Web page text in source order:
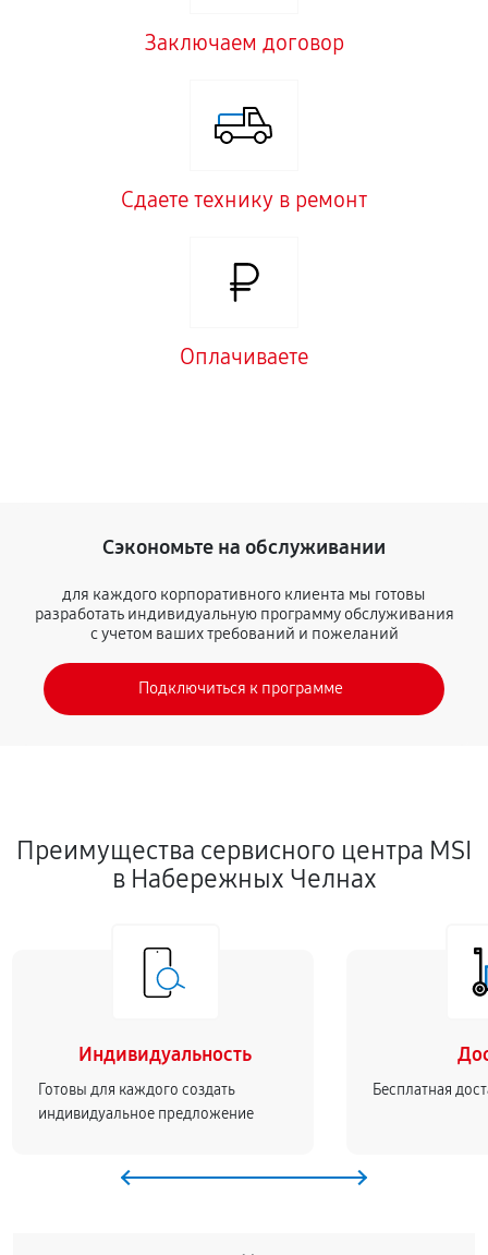
Заключаем договор
Сдаете технику в ремонт
Оплачиваете
Сэкономьте на обслуживании
для каждого корпоративного клиента мы готовы
разработать индивидуальную программу обслуживания
с учетом ваших требований и пожеланий
Подключиться к программе
Преимущества сервисного центра MSI
в Набережных Челнах
Индивидуальность
Готовы для каждого создать
индивидуальное предложение
Бесплатная